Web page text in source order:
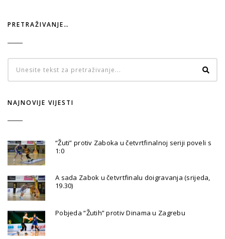
PRETRAŽIVANJE…
NAJNOVIJE VIJESTI
“Žuti” protiv Zaboka u četvrtfinalnoj seriji poveli s
1:0
A sada Zabok u četvrtfinalu doigravanja (srijeda,
19.30)
Pobjeda “Žutih” protiv Dinama u Zagrebu